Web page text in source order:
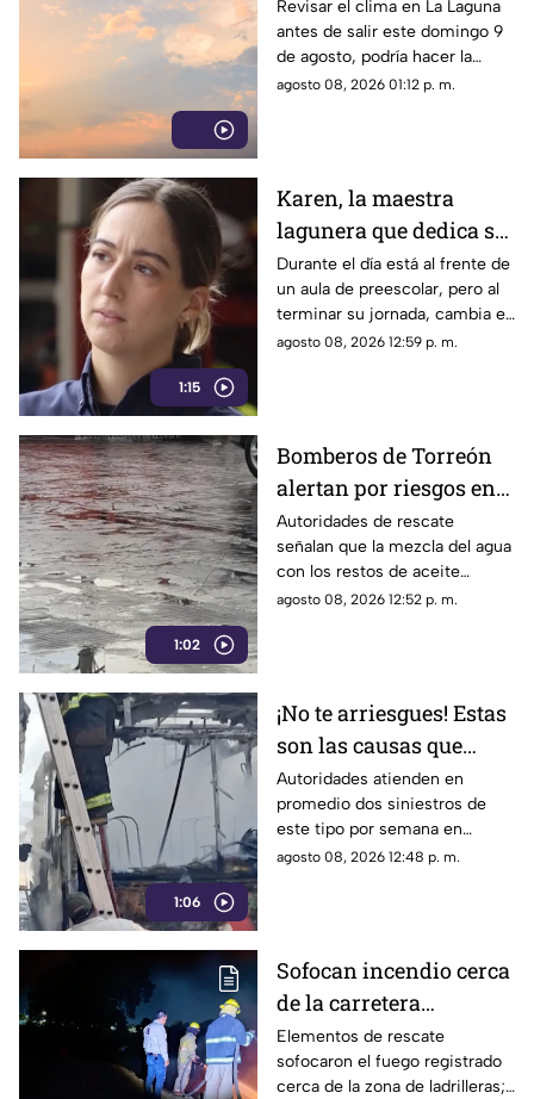
2026?
Revisar el clima en La Laguna
antes de salir este domingo 9
de agosto, podría hacer la
diferencia entre un día
agosto 08, 2026 01:12 p. m.
1:15
Karen, la maestra
lagunera que dedica su
tiempo libre a ser
bombera voluntaria
Durante el día está al frente de
un aula de preescolar, pero al
terminar su jornada, cambia el
pizarrón por el uniforme de
agosto 08, 2026 12:59 p. m.
1:02
Bomberos de Torreón
alertan por riesgos en
el asfalto tras las
recientes lluvias
Autoridades de rescate
señalan que la mezcla del agua
con los restos de aceite
acumulados en la calle provoca
agosto 08, 2026 12:52 p. m.
1:06
¡No te arriesgues! Estas
son las causas que
provocan incendios en
vehículos
Autoridades atienden en
promedio dos siniestros de
este tipo por semana en
Torreón. La falta de
agosto 08, 2026 12:48 p. m.
Sofocan incendio cerca
de la carretera
Matamoros-Torreón:
IMÁGENES
Elementos de rescate
sofocaron el fuego registrado
cerca de la zona de ladrilleras;